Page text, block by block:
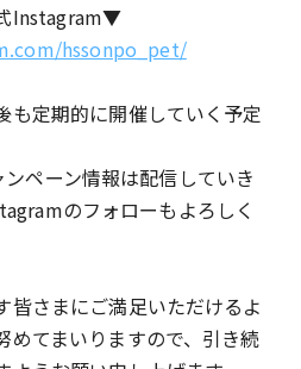
Instagram▼
hssonpo_pet/
も定期的に開催していく予定
ペーン情報は配信していき
のフォローもよろしく
皆さまにご満足いただけるよ
めてまいりますので、引き続